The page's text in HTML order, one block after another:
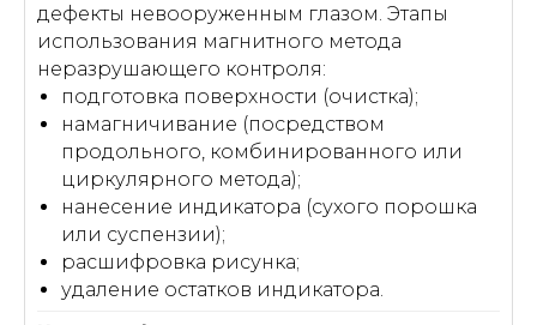
дефекты невооруженным глазом. Этапы
использования магнитного метода
неразрушающего контроля:
подготовка поверхности (очистка);
намагничивание (посредством
продольного, комбинированного или
циркулярного метода);
нанесение индикатора (сухого порошка
или суспензии);
расшифровка рисунка;
удаление остатков индикатора.